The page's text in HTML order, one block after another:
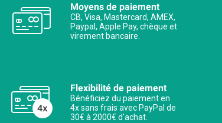
Moyens de paiement
CB, Visa, Mastercard, AMEX,
Paypal, Apple Pay, chèque et
virement bancaire.
Flexibilité de paiement
Bénéficiez du paiement en
4x sans frais avec PayPal de
30€ à 2000€ d'achat.